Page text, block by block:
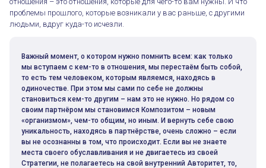
проблемы прошлого, которые возникали у вас раньше, с другими
людьми, вдруг куда-то исчезли.
Важный момент, о котором нужно помнить всем: как только
мы вступаем с кем-то в отношения, мы перестаём быть собой,
то есть тем человеком, которым являемся, находясь в
одиночестве. При этом мы сами по себе не должны
становиться кем-то другим – нам это не нужно. Но рядом со
своим партнёром мы становимся Композитом – новым
«организмом», чем-то общим, но иным. И вернуть себе свою
уникальность, находясь в партнёрстве, очень сложно – если
вы не осознанны в том, что происходит. Если вы не знаете
места своего обуславливания и не двигаетесь из своей
Стратегии, не полагаетесь на свой внутренний Авторитет, то,